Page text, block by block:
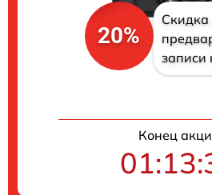
20%
Скидка
записи
Конец